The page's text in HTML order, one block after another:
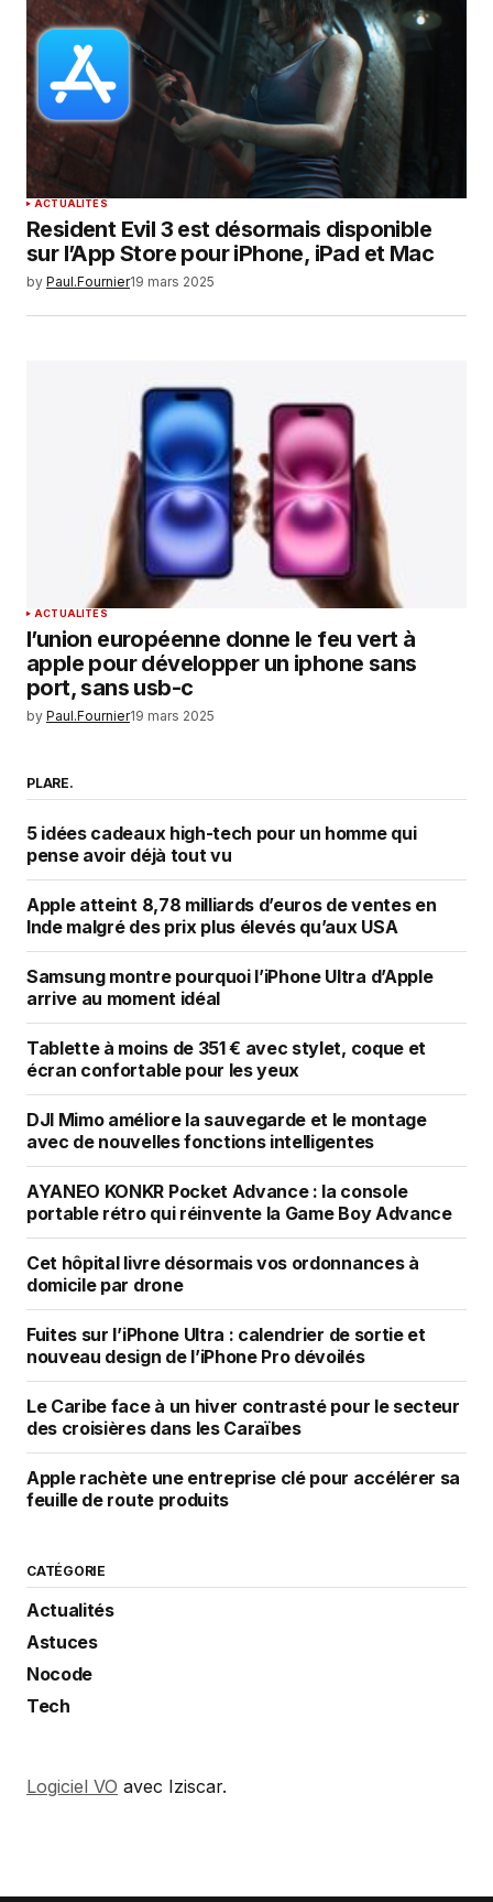
ACTUALITÉS
Resident Evil 3 est désormais disponible
sur l’App Store pour iPhone, iPad et Mac
by Paul.Fournier19 mars 2025
ACTUALITÉS
l’union européenne donne le feu vert à
apple pour développer un iphone sans
port, sans usb-c
by Paul.Fournier19 mars 2025
PLARE.
5 idées cadeaux high-tech pour un homme qui
pense avoir déjà tout vu
Apple atteint 8,78 milliards d’euros de ventes en
Inde malgré des prix plus élevés qu’aux USA
Samsung montre pourquoi l’iPhone Ultra d’Apple
arrive au moment idéal
Tablette à moins de 351 € avec stylet, coque et
écran confortable pour les yeux
DJI Mimo améliore la sauvegarde et le montage
avec de nouvelles fonctions intelligentes
AYANEO KONKR Pocket Advance : la console
portable rétro qui réinvente la Game Boy Advance
Cet hôpital livre désormais vos ordonnances à
domicile par drone
Fuites sur l’iPhone Ultra : calendrier de sortie et
nouveau design de l’iPhone Pro dévoilés
Le Caribe face à un hiver contrasté pour le secteur
des croisières dans les Caraïbes
Apple rachète une entreprise clé pour accélérer sa
feuille de route produits
CATÉGORIE
Actualités
Astuces
Nocode
Tech
Logiciel VO avec Iziscar.